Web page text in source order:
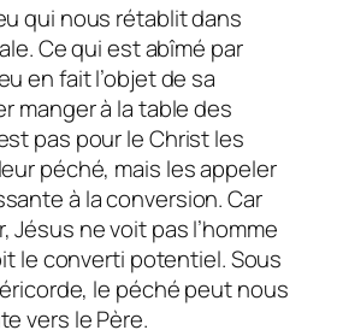
qui nous rétablit dans
Ce qui est abîmé par
en fait l’objet de sa
manger à la table des
pas pour le Christ les
péché, mais les appeler
à la conversion. Car
Jésus ne voit pas l’homme
le converti potentiel. Sous
le péché peut nous
vers le Père.